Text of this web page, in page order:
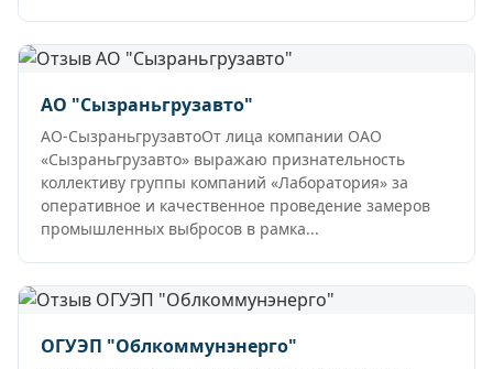
АО "Сызраньгрузавто"
АО-СызраньгрузавтоОт лица компании ОАО
«Сызраньгрузавто» выражаю признательность
коллективу группы компаний «Лаборатория» за
оперативное и качественное проведение замеров
промышленных выбросов в рамка...
ОГУЭП "Облкоммунэнерго"